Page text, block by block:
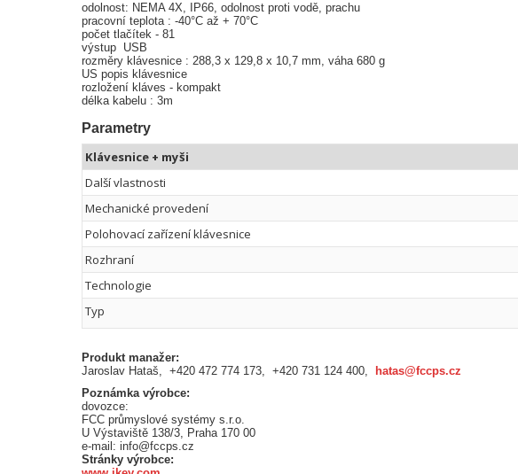
odolnost: NEMA 4X, IP66, odolnost proti vodě, prachu
pracovní teplota : -40°C až + 70°C
počet tlačítek - 81
výstup USB
rozměry klávesnice : 288,3 x 129,8 x 10,7 mm, váha 680 g
US popis klávesnice
rozložení kláves - kompakt
délka kabelu : 3m
Parametry
Klávesnice + myši
Další vlastnosti
Mechanické provedení
Polohovací zařízení klávesnice
Rozhraní
Technologie
Typ
Produkt manažer:
Jaroslav Hataš, +420 472 774 173, +420 731 124 400,
hatas@fccps.cz
Poznámka výrobce:
dovozce:
FCC průmyslové systémy s.r.o.
U Výstaviště 138/3, Praha 170 00
e-mail: info@fccps.cz
Stránky výrobce: